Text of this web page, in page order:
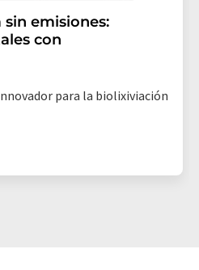
emisiones:
con
para la biolixiviación